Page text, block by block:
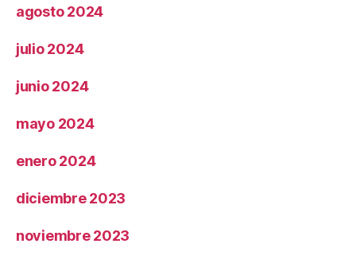
agosto 2024
julio 2024
junio 2024
mayo 2024
enero 2024
diciembre 2023
noviembre 2023